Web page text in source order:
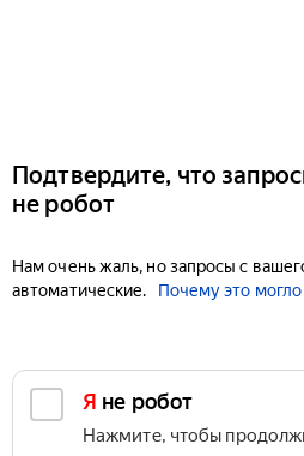
Подтвердите, что
не робот
Нам очень жаль, но запросы с
автоматические.
Почему это
Я не робот
Нажмите, чтобы